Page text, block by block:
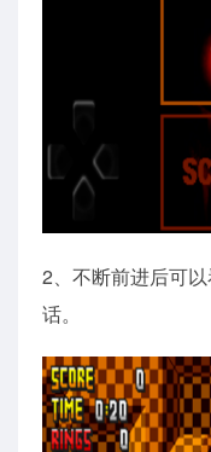
2、不断前进后可
话。